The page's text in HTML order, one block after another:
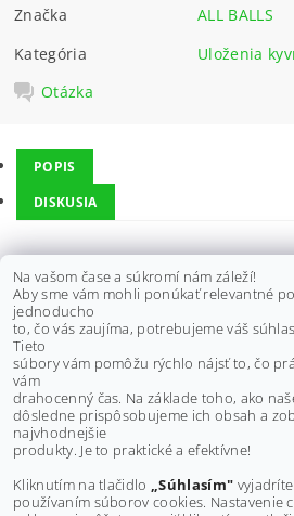
Značka
ALL BALLS
Kategória
Uloženia
Otázka
POPIS
DISKUSIA
Quest 500 02-03,
Quest 650 02-04,
Traxter 500 99-05,
Traxter 650 04-05,
Buďte prvý, kto napíše príspevok k tejto
Na vašom čase a súkromí nám záleží!
Aby sme vám mohli ponúkať relevantné
jednoducho
to, čo vás zaujíma, potrebujeme váš
Tieto
súbory vám pomôžu rýchlo nájsť to, čo
vám
drahocenný čas. Na základe toho, ako
dôsledne prispôsobujeme ich obsah a
najvhodnejšie
produkty. Je to praktické a efektívne!
Kliknutím na tlačidlo „Súhlasím"
používaním súborov cookies. Nastavenie